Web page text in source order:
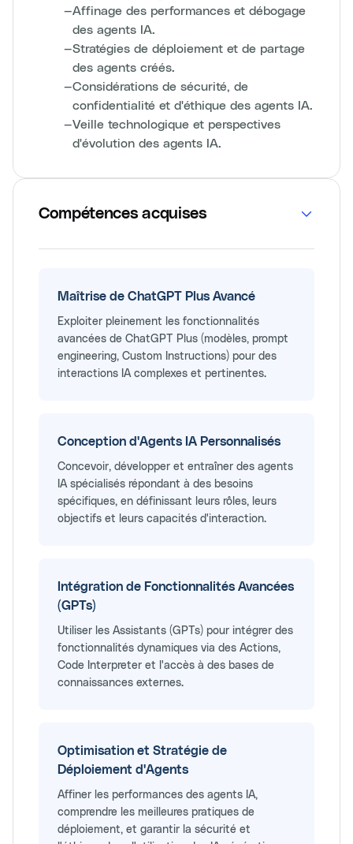
—Affinage des performances et débogage
des agents IA.
—Stratégies de déploiement et de partage
des agents créés.
—Considérations de sécurité, de
confidentialité et d'éthique des agents IA.
—Veille technologique et perspectives
d'évolution des agents IA.
Compétences acquises
Maîtrise de ChatGPT Plus Avancé
Exploiter pleinement les fonctionnalités
avancées de ChatGPT Plus (modèles, prompt
engineering, Custom Instructions) pour des
interactions IA complexes et pertinentes.
Conception d'Agents IA Personnalisés
Concevoir, développer et entraîner des agents
IA spécialisés répondant à des besoins
spécifiques, en définissant leurs rôles, leurs
objectifs et leurs capacités d'interaction.
Intégration de Fonctionnalités Avancées
(GPTs)
Utiliser les Assistants (GPTs) pour intégrer des
fonctionnalités dynamiques via des Actions,
Code Interpreter et l'accès à des bases de
connaissances externes.
Optimisation et Stratégie de
Déploiement d'Agents
Affiner les performances des agents IA,
comprendre les meilleures pratiques de
déploiement, et garantir la sécurité et